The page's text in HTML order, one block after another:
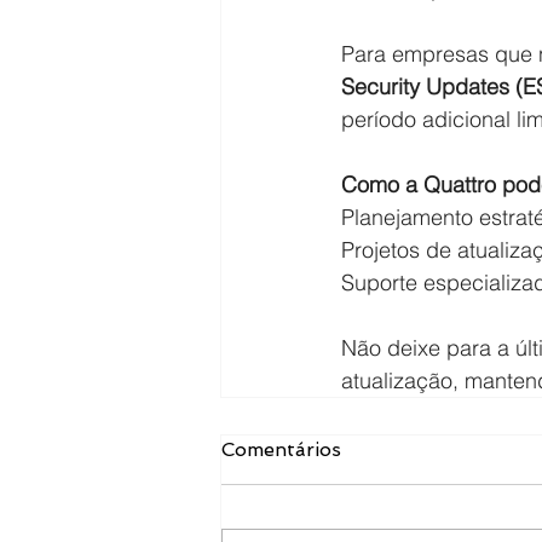
Para empresas
Security Updates
período adicional
Como a Quattro
Planejamento
Projetos de
Suporte
Não deixe para a
atualização,
Comentários